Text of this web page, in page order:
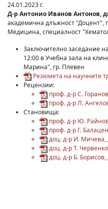
24.01.2023 г.
Д-р Антонио Иванов Антонов,
академична длъжност "Доцент",
Медицина, специалност
Заключително заседание
12:00 в Учебна зала на
Марина", гр. Плевен
Резюмета на научните
Рецензии:
проф. д-р С.
проф. д-р Л.
Становища:
проф. д-р Ю.
проф. д-р Г.
доц. д-р И. Мичева,
доц. д-р Т.
доц. д-р Б. Борисов,